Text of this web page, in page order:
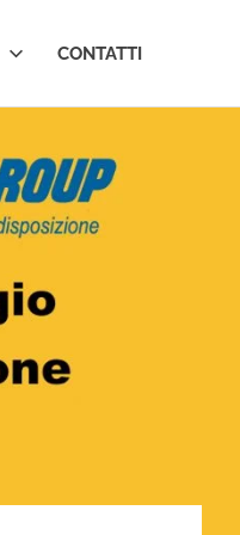
CONTATTI